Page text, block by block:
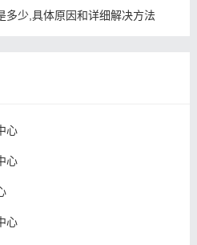
多少,具体原因和详细解决方法
心
心
心